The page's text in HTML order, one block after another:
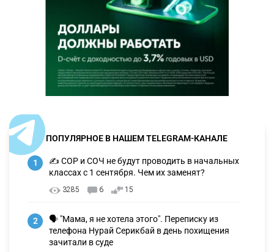
ПОПУЛЯРНОЕ В НАШЕМ TELEGRAM-КАНАЛЕ
1
✍️ СОР и СОЧ не будут проводить в начальных
классах с 1 сентября. Чем их заменят?
3285 6 15
2
🗣 "Мама, я не хотела этого". Переписку из
телефона Нурай Серикбай в день похищения
зачитали в суде